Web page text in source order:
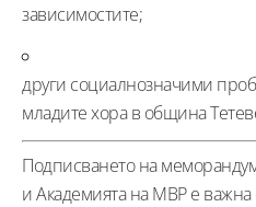
зависимостите;
други социалнозначими
младите хора в община
Подписването на
и Академията на МВР е важна